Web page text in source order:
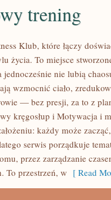
trening
Klub, które łączy
życia. To miejsce
jednocześnie nie lubią
wzmocnić ciało,
— bez presji, za to z
kręgosłup i Motywacja i
każdy może
serwis porządkuje
przez zarządzanie
To przestrzeń, w [ Read